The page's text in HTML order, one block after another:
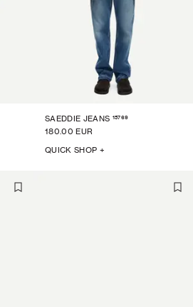
SAEDDIE JEANS 15769
180.00 EUR
QUICK SHOP +